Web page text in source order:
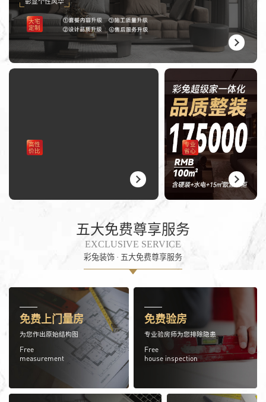
大宅
定制
高性
价比
专业
省心
五大免费尊享服务
EXCLUSIVE SERVICE
彩兔装饰 · 五大免费尊享服务
免费上门量房
为您作出原始结构图
Free
measurement
免费验房
专业验房师为您排除隐患
Free
house inspection